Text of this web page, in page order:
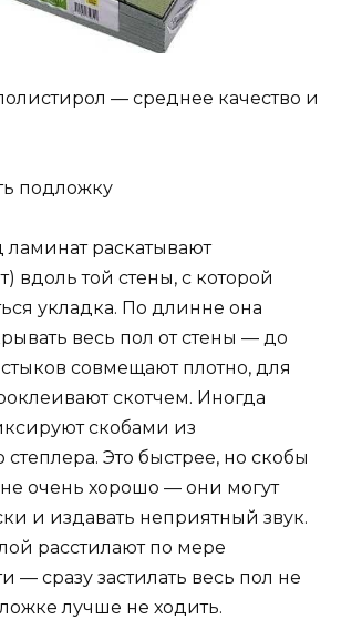
— среднее качество и
подложку
раскатывают
вдоль той стены, с которой
укладка. По длинне она
весь пол от стены — до
совмещают плотно, для
скотчем. Иногда
скобами из
степлера. Это быстрее, но скобы
не очень хорошо — они могут
и издавать неприятный звук.
расстилают по мере
— сразу застилать весь пол не
лучше не ходить.